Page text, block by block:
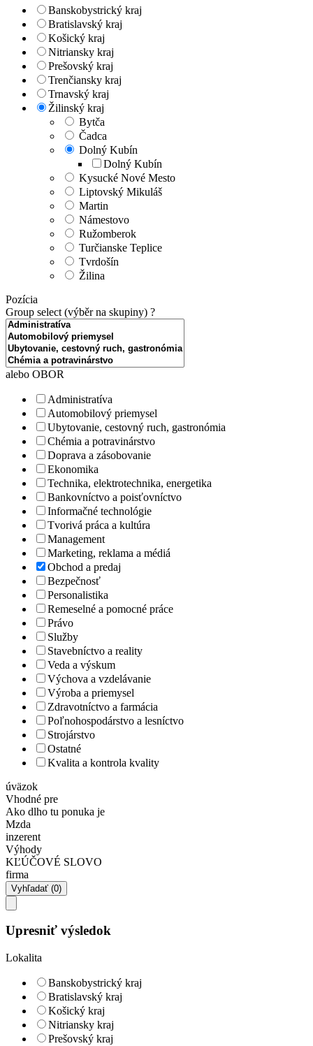
Banskobystrický kraj
Bratislavský kraj
Košický kraj
Nitriansky kraj
Prešovský kraj
Trenčiansky kraj
Trnavský kraj
Žilinský kraj
Bytča
Čadca
Dolný Kubín
Dolný Kubín
Kysucké Nové Mesto
Liptovský Mikuláš
Martin
Námestovo
Ružomberok
Turčianske Teplice
Tvrdošín
Žilina
Pozícia
Group select (výběr na skupiny) ?
alebo OBOR
Administratíva
Automobilový priemysel
Ubytovanie, cestovný ruch, gastronómia
Chémia a potravinárstvo
Doprava a zásobovanie
Ekonomika
Technika, elektrotechnika, energetika
Bankovníctvo a poisťovníctvo
Informačné technológie
Tvorivá práca a kultúra
Management
Marketing, reklama a médiá
Obchod a predaj
Bezpečnosť
Personalistika
Remeselné a pomocné práce
Právo
Služby
Stavebníctvo a reality
Veda a výskum
Výchova a vzdelávanie
Výroba a priemysel
Zdravotníctvo a farmácia
Poľnohospodárstvo a lesníctvo
Strojárstvo
Ostatné
Kvalita a kontrola kvality
úväzok
Vhodné pre
Ako dlho tu ponuka je
Mzda
inzerent
Výhody
KĽÚČOVÉ SLOVO
firma
Upresniť výsledok
Lokalita
Banskobystrický kraj
Bratislavský kraj
Košický kraj
Nitriansky kraj
Prešovský kraj